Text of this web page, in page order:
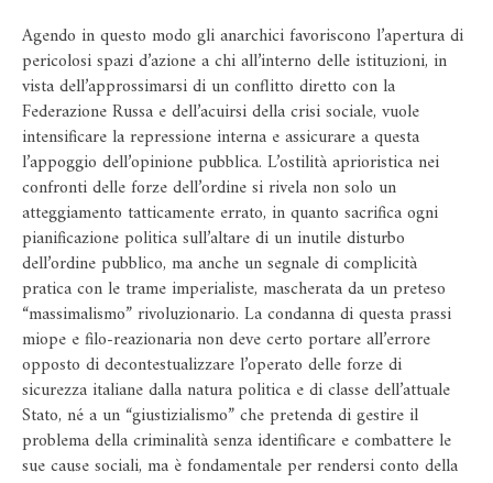
Agendo in questo modo gli anarchici favoriscono l’apertura di
pericolosi spazi d’azione a chi all’interno delle istituzioni, in
vista dell’approssimarsi di un conflitto diretto con la
Federazione Russa e dell’acuirsi della crisi sociale, vuole
intensificare la repressione interna e assicurare a questa
l’appoggio dell’opinione pubblica. L’ostilità aprioristica nei
confronti delle forze dell’ordine si rivela non solo un
atteggiamento tatticamente errato, in quanto sacrifica ogni
pianificazione politica sull’altare di un inutile disturbo
dell’ordine pubblico, ma anche un segnale di complicità
pratica con le trame imperialiste, mascherata da un preteso
“massimalismo” rivoluzionario. La condanna di questa prassi
miope e filo-reazionaria non deve certo portare all’errore
opposto di decontestualizzare l’operato delle forze di
sicurezza italiane dalla natura politica e di classe dell’attuale
Stato, né a un “giustizialismo” che pretenda di gestire il
problema della criminalità senza identificare e combattere le
sue cause sociali, ma è fondamentale per rendersi conto della